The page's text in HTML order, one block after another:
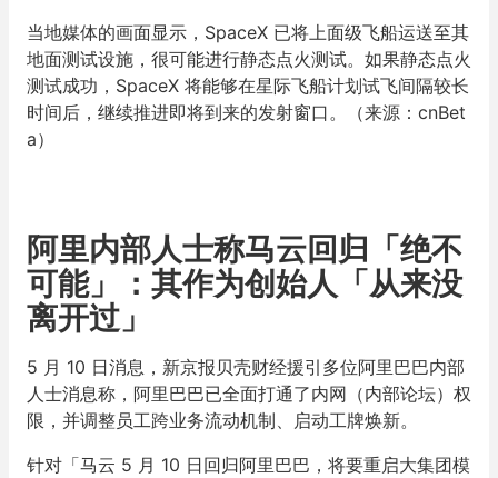
当地媒体的画面显示，SpaceX 已将上面级飞船运送至其
地面测试设施，很可能进行静态点火测试。如果静态点火
测试成功，SpaceX 将能够在星际飞船计划试飞间隔较长
时间后，继续推进即将到来的发射窗口。（来源：cnBet
a）
阿里内部人士称马云回归「绝不
可能」：其作为创始人「从来没
离开过」
5 月 10 日消息，新京报贝壳财经援引多位阿里巴巴内部
人士消息称，阿里巴巴已全面打通了内网（内部论坛）权
限，并调整员工跨业务流动机制、启动工牌焕新。
针对「马云 5 月 10 日回归阿里巴巴，将要重启大集团模